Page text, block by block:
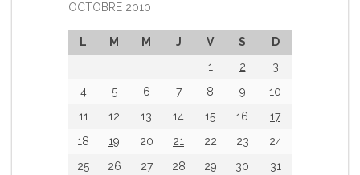
OCTOBRE 2010
L M M J V S
D
1
2
3
4
5 6 7 8 9
10
11
12 13 14 15 16
17
18
19 20 21 22 23
24
25
26 27 28 29 30
31